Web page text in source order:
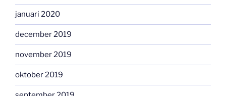
januari 2020
december 2019
november 2019
oktober 2019